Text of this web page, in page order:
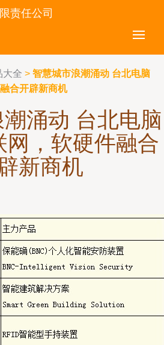
责任公司
大全 > 智慧城市浪潮涌动 台北电脑
合开辟新商机
涌动 台北电脑
网，软硬件融合
新商机